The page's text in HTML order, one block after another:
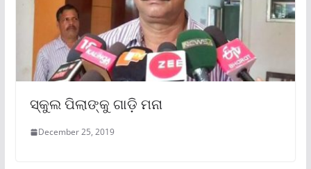
ସ୍କୁଲ ପିଲାଙ୍କୁ ଗାଡ଼ି ମନା
December 25, 2019